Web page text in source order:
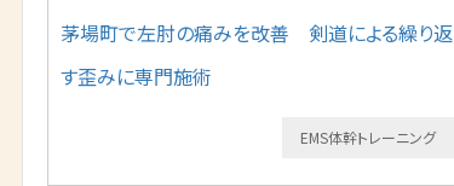
茅場町で左肘の痛みを改善 剣道による繰り返
す歪みに専門施術
EMS体幹トレーニング